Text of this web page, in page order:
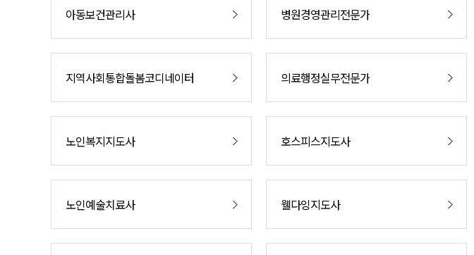
아동보건관리사 병원경영관리전문가
지역사회통합돌봄코디네이터 의료행정실무전문가
노인복지지도사 호스피스지도사
노인예술치료사 웰다잉지도사